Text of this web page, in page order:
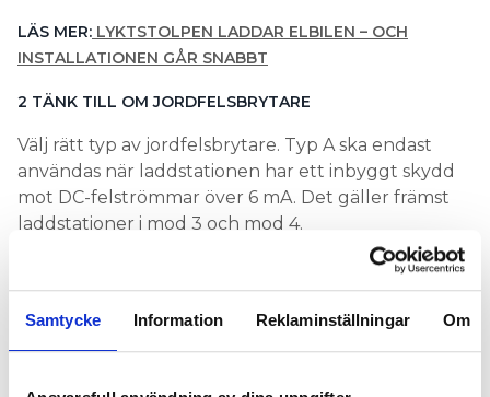
Samtycke Information Reklaminställningar Om
LÄS MER: LYKTSTOLPEN LADDAR ELBILEN – OCH
INSTALLATIONEN GÅR SNABBT
2 TÄNK TILL OM JORDFELSBRYTARE
Välj rätt typ av jordfelsbrytare. Typ A ska endast
användas när laddstationen har ett inbyggt skydd
mot DC-felströmmar över 6 mA. Det gäller främst
laddstationer i mod 3 och mod 4.
Typ B funkar alltid, men är betydligt dyrare.
– Men extrakostnaden känns kanske som en